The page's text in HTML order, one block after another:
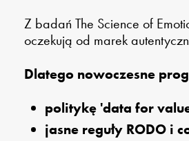
Z badań The Science of
oczekują od marek
Dlatego nowoczesne
politykę 'data for
jasne reguły RODO i